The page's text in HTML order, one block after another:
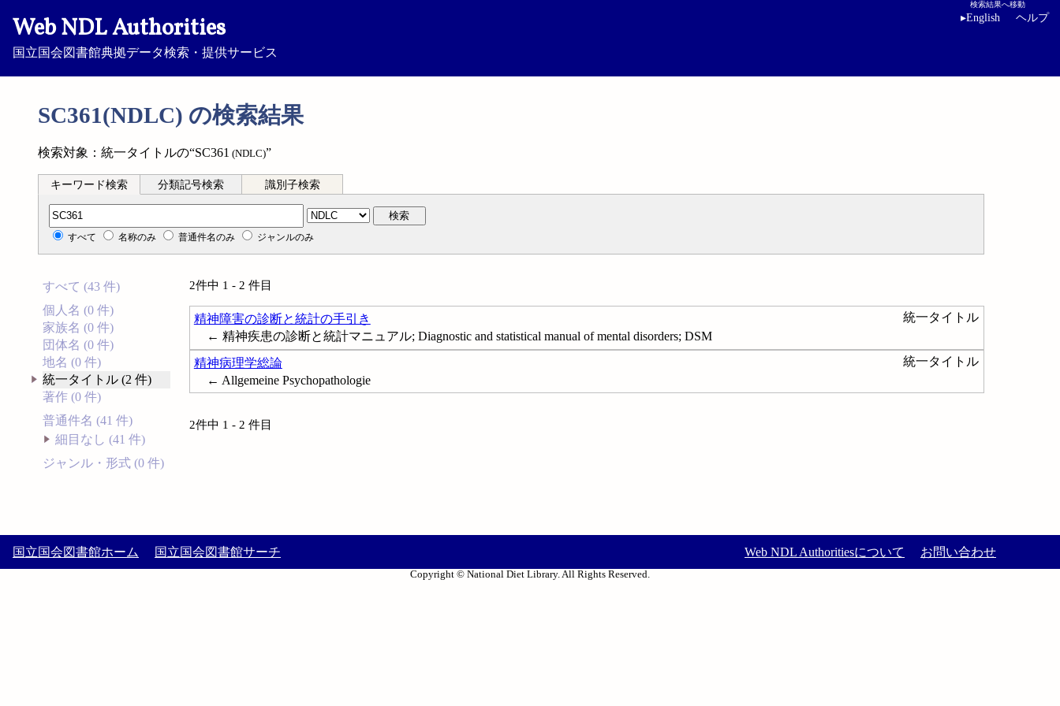
Web NDL Authorities
国立国会図書館典拠データ検索・提供サービス
検索結果へ移動
▸English ヘルプ
SC361(NDLC) の検索結果
検索対象：統一タイトルの“SC361 (NDLC)”
キーワード検索 分類記号検索 識別子検索
分類記号検索 検索
すべて 名称のみ 普通件名のみ ジャンルのみ
すべて (43 件)
個人名 (0 件)
家族名 (0 件)
団体名 (0 件)
地名 (0 件)
統一タイトル (2 件)
著作 (0 件)
普通件名 (41 件)
細目なし (41 件)
ジャンル・形式 (0 件)
2件中 1 - 2 件目
精神障害の診断と統計の手引き
統一タイトル
← 精神疾患の診断と統計マニュアル; Diagnostic and statistical manual of mental disorders; DSM
精神病理学総論
統一タイトル
← Allgemeine Psychopathologie
2件中 1 - 2 件目
国立国会図書館ホーム 国立国会図書館サーチ Web NDL Authoritiesについて お問い合わせ
Copyright © National Diet Library. All Rights Reserved.